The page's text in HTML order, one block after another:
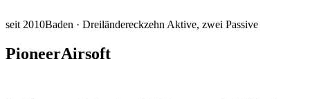
seit 2010Baden · Dreiländereckzehn Aktive, zwei Passive
PioneerAirsoft